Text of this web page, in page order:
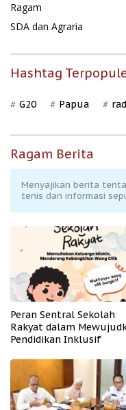
Ragam
SDA dan Agraria
Hashtag
G20 Papua
Ragam Berita
Menyajikan berita
tenis dan informasi
Peran Sentral Sekolah
Rakyat dalam
Pendidikan Inklusif